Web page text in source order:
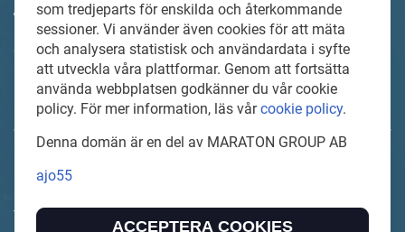
från och om det lokala näringslivet och
dess aktörer samt en hel del annan
läsvärt innehåll.
SkanesNaringsliv.se är en del av mediakoncernen MARATON
tidningsvarumärken i Europa.
som tredjeparts för enskilda och återkommande
sessioner. Vi använder även cookies för att mäta
och analysera statistisk och användardata i syfte
att utveckla våra plattformar. Genom att fortsätta
använda webbplatsen godkänner du vår cookie
policy. För mer information, läs vårcookie policy.
Denna domän är en del av MARATON GROUP AB
ajo55
ACCEPTERA COOKIES